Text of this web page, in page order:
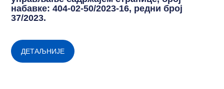
набавке: 404-02-50/2023-16, редни број
37/2023.
ДЕТАЉНИЈЕ